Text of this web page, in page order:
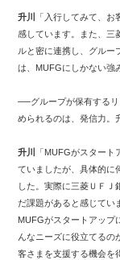
升川
「入行してみて、
感しています。また、三
ルと密に連携し、グルー
は、MUFGにしかない強
──グループが保有する
められるのは、発信力。
升川
「MUFGがスター
ていましたが、具体的に
した。実際に三菱ＵＦＪ
だ課題があると感じてい
MUFGがスタートアップ
んなニーズに役立てるの
客さまを支援する機会を